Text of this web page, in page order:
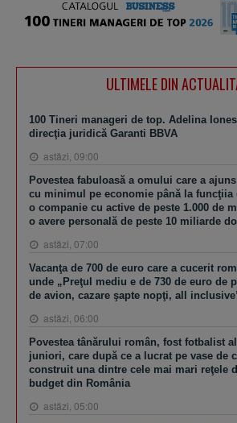
ULTIMELE DIN
100 Tineri manageri de top. Adelina
direcţia juridică Garanti BBVA
astăzi, 09:00
Povestea fabuloasă a omului care a
cu minimul pe economie până la funcţiia
o companie cu active de peste 1.000 de
o avere personală de peste 10 miliarde
astăzi, 07:00
Vacanţa de 700 de euro care a cucerit
unde „Preţul mediu e de 730 de euro de
de avion, cazare şapte nopţi, all
astăzi, 06:00
Povestea tânărului român, fost fotbalist
juniori, care după ce a lucrat pe vase de
construit una dintre cele mai mari reţele
budget din România
astăzi, 05:00